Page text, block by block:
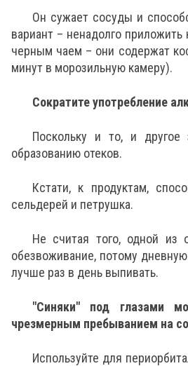
Он сужает сосуды и
вариант – ненадолго
черным чаем – они содержат
минут в морозильную камеру).
Сократите употребление
Поскольку и то, и другое
образованию отеков.
Кстати, к продуктам,
сельдерей и петрушка.
Не считая того, одной из
обезвоживание, потому
лучше раз в день выпивать.
"Синяки" под глазами
чрезмерным пребыванием на
Используйте для